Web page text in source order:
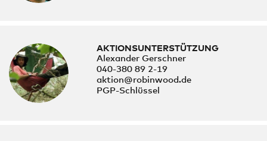
AKTIONSUNTERSTÜTZUNG
Alexander Gerschner
040-380 89 2-19
aktion@robinwood.de
PGP-Schlüssel